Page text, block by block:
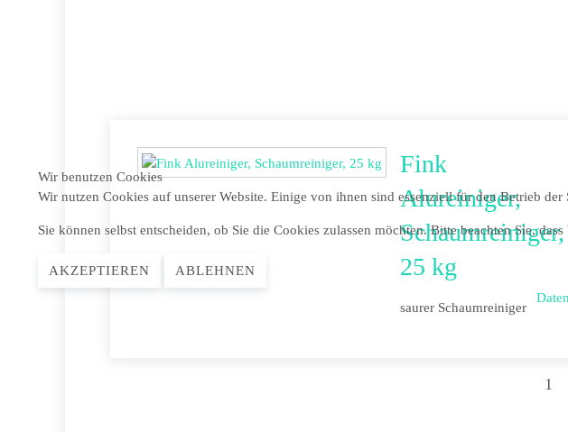
Fink
Alureiniger,
Schaumreiniger,
25 kg
saurer Schaumreiniger
1
Wir benutzen Cookies
Wir nutzen Cookies auf unserer Website. Einige von ihnen sind essenziell für den Betrieb
Sie können selbst entscheiden, ob Sie die Cookies zulassen möchten. Bitte beachten Sie,
AKZEPTIEREN
ABLEHNEN